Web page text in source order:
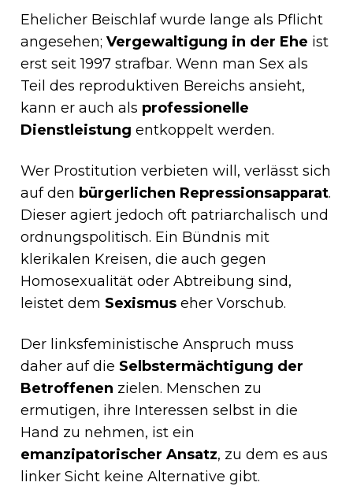
Ehelicher Beischlaf wurde lange als Pflicht
angesehen;Vergewaltigung in der Ehe ist
erst seit 1997 strafbar. Wenn man Sex als
Teil des reproduktiven Bereichs ansieht,
kann er auch als professionelle
Dienstleistung entkoppelt werden.
Wer Prostitution verbieten will, verlässt sich
auf den bürgerlichen Repressionsapparat.
Dieser agiert jedoch oft patriarchalisch und
ordnungspolitisch. Ein Bündnis mit
klerikalen Kreisen, die auch gegen
Homosexualität oder Abtreibung sind,
leistet dem Sexismus eher Vorschub.
Der linksfeministische Anspruch muss
daher auf die Selbstermächtigung der
Betroffenen zielen. Menschen zu
ermutigen, ihre Interessen selbst in die
Hand zu nehmen, ist ein
emanzipatorischer Ansatz, zu dem es aus
linker Sicht keine Alternative gibt.